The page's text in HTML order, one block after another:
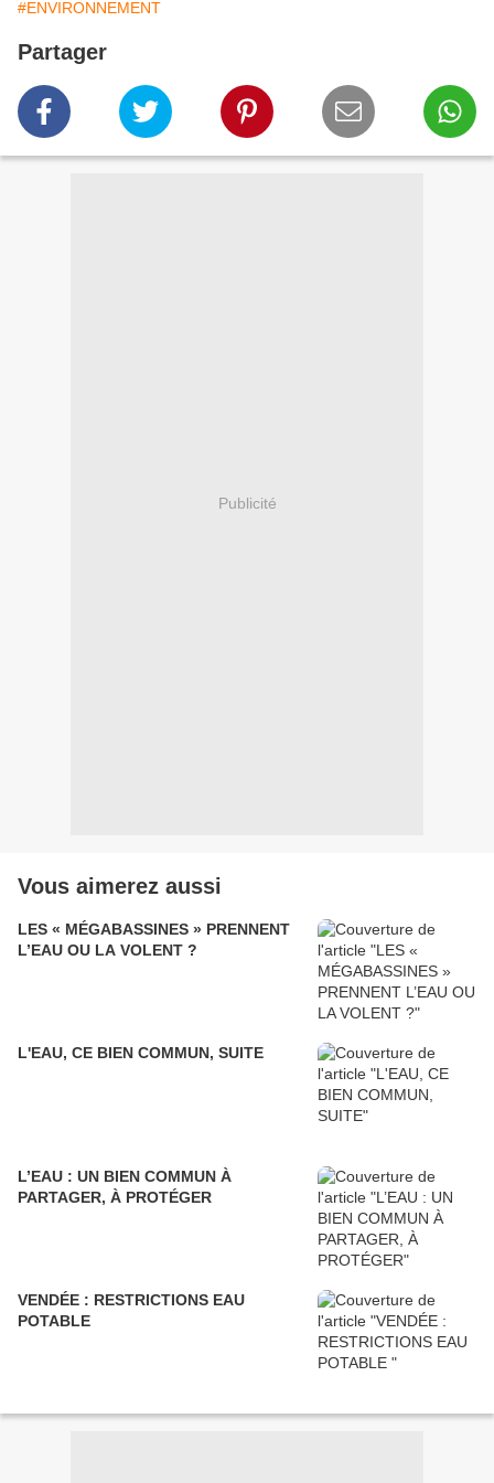
#ENVIRONNEMENT
Partager
Publicité
Vous aimerez aussi
LES « MÉGABASSINES » PRENNENT
L’EAU OU LA VOLENT ?
L'EAU, CE BIEN COMMUN, SUITE
L’EAU : UN BIEN COMMUN À
PARTAGER, À PROTÉGER
VENDÉE : RESTRICTIONS EAU
POTABLE